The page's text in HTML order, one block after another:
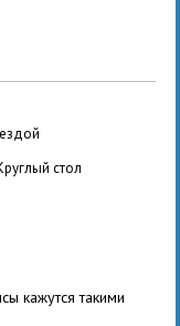
круглый стол
кажутся такими